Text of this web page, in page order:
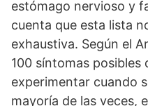
estómago nervioso y
cuenta que esta lista
exhaustiva. Según el
100 síntomas posibles
experimentar cuando
mayoría de las veces,